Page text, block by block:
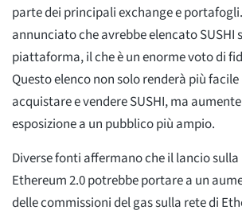
parte dei principali exchange e portafogli.
annunciato che avrebbe elencato SUSHI
piattaforma, il che è un enorme voto di
Questo elenco non solo renderà più
acquistare e vendere SUSHI, ma
esposizione a un pubblico più ampio.
Diverse fonti affermano che il lancio
Ethereum 2.0 potrebbe portare a un
delle commissioni del gas sulla rete di